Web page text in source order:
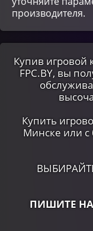
производителя.
Купив игровой
FPC.BY, вы
Купить
Минске или c
ПИШИТЕ